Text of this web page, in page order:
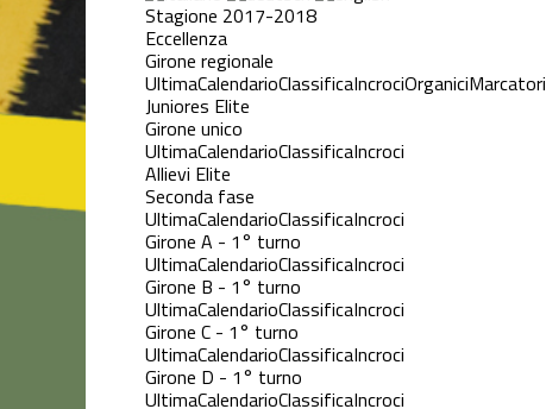
Stagione 2017-2018
Eccellenza
Girone regionale
UltimaCalendarioClassificaIncrociOrganiciMarcatori
Juniores Elite
Girone unico
UltimaCalendarioClassificaIncroci
Allievi Elite
Seconda fase
UltimaCalendarioClassificaIncroci
Girone A - 1° turno
UltimaCalendarioClassificaIncroci
Girone B - 1° turno
UltimaCalendarioClassificaIncroci
Girone C - 1° turno
UltimaCalendarioClassificaIncroci
Girone D - 1° turno
UltimaCalendarioClassificaIncroci